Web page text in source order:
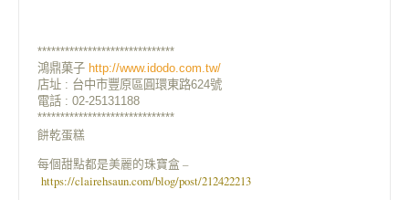
******************************
鴻鼎菓子 http://www.idodo.com.tw/
店址 : 台中市豐原區圓環東路624號
電話 : 02-25131188
******************************
餅乾蛋糕
每個甜點都是美麗的珠寶盒 –
https://clairehsaun.com/blog/post/212422213